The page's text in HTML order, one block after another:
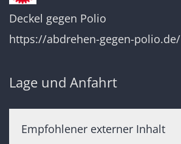
Deckel gegen Polio
https://abdrehen-gegen-polio.de/
Lage und Anfahrt
Empfohlener externer Inhalt